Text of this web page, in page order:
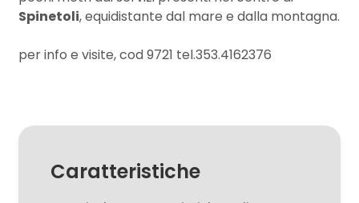
Spinetoli, equidistante dal mare e dalla montagna.
per info e visite, cod 9721 tel.353.4162376
Caratteristiche